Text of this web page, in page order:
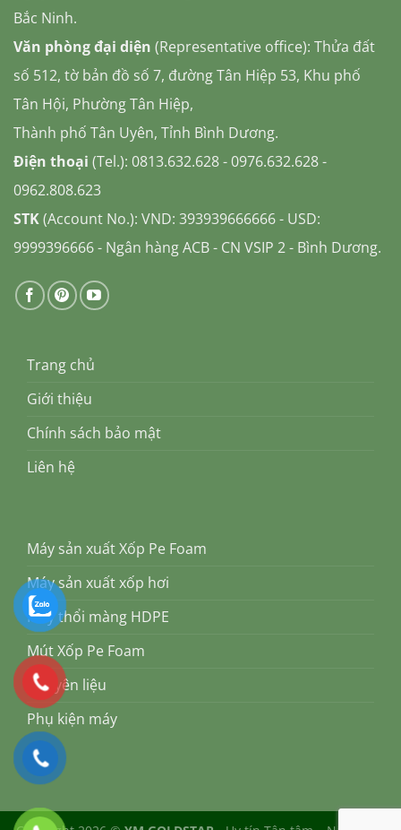
Bắc Ninh.
Văn phòng đại diện (Representative office): Thửa đất
số 512, tờ bản đồ số 7, đường Tân Hiệp 53, Khu phố
Tân Hội, Phường Tân Hiệp,
Thành phố Tân Uyên, Tỉnh Bình Dương.
Điện thoại (Tel.): 0813.632.628 - 0976.632.628 -
0962.808.623
STK(Account No.): VND: 393939666666 - USD:
9999396666 - Ngân hàng ACB - CN VSIP 2 - Bình Dương.
Trang chủ
Giới thiệu
Chính sách bảo mật
Liên hệ
Máy sản xuất Xốp Pe Foam
Máy sản xuất xốp hơi
Máy thổi màng HDPE
Mút Xốp Pe Foam
Nguyên liệu
Phụ kiện máy